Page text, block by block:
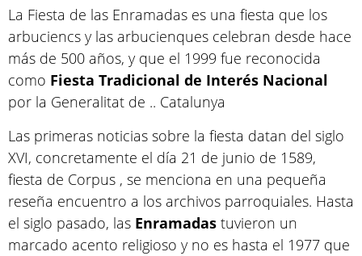
La Fiesta de las Enramadas es una fiesta que los
arbuciencs y las arbucienques celebran desde hace
más de 500 años, y que el 1999 fue reconocida
como Fiesta Tradicional de Interés Nacional
por la Generalitat de .. Catalunya
Las primeras noticias sobre la fiesta datan del siglo
XVI, concretamente el día 21 de junio de 1589,
fiesta de Corpus , se menciona en una pequeña
reseña encuentro a los archivos parroquiales. Hasta
el siglo pasado, las Enramadas tuvieron un
marcado acento religioso y no es hasta el 1977 que